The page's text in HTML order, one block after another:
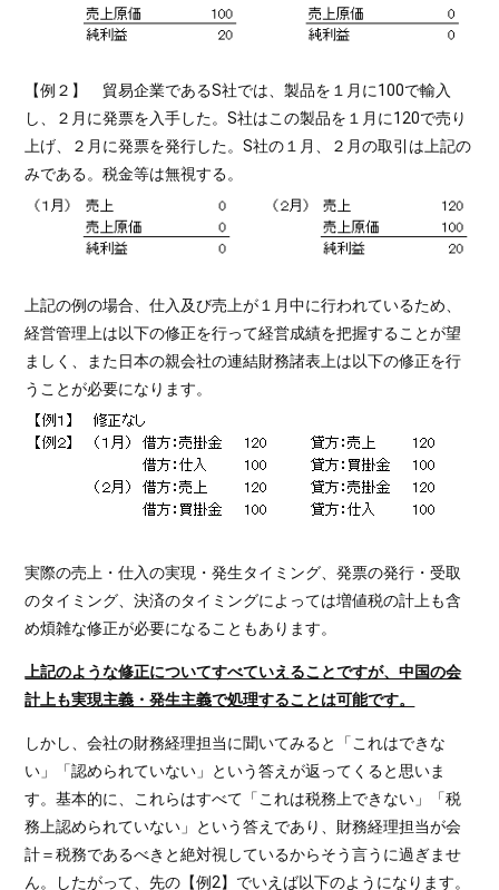
【例２】 貿易企業であるS社では、製品を１月に100で輸入
し、２月に発票を入手した。S社はこの製品を１月に120で売り
上げ、２月に発票を発行した。S社の１月、２月の取引は上記の
みである。税金等は無視する。
上記の例の場合、仕入及び売上が１月中に行われているため、
経営管理上は以下の修正を行って経営成績を把握することが望
ましく、また日本の親会社の連結財務諸表上は以下の修正を行
うことが必要になります。
実際の売上・仕入の実現・発生タイミング、発票の発行・受取
のタイミング、決済のタイミングによっては増値税の計上も含
め煩雑な修正が必要になることもあります。
上記のような修正についてすべていえることですが、中国の会
計上も実現主義・発生主義で処理することは可能です。
しかし、会社の財務経理担当に聞いてみると「これはできな
い」「認められていない」という答えが返ってくると思いま
す。基本的に、これらはすべて「これは税務上できない」「税
務上認められていない」という答えであり、財務経理担当が会
計＝税務であるべきと絶対視しているからそう言うに過ぎませ
ん。したがって、先の【例2】でいえば以下のようになります。